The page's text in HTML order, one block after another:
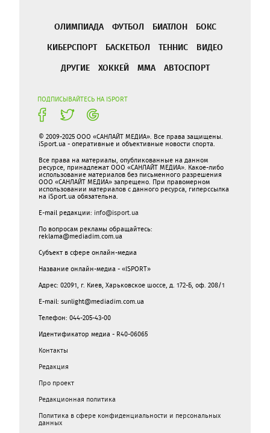
ОЛИМПИАДА ФУТБОЛ БИАТЛОН
БОКС
КИБЕРСПОРТ
БАСКЕТБОЛ ТЕННИС
ВИДЕО
ДРУГИЕ
ХОККЕЙ ММА АВТОСПОРТ
ПОДПИСЫВАЙТЕСЬ НА ISPORT
© 2009-2025 ООО «САНЛАЙТ МЕДИА». Все права защищены.
iSport.ua - оперативные и объективные новости спорта.
Все права на материалы, опубликованные на данном
ресурсе, принадлежат ООО «САНЛАЙТ МЕДИА». Какое-либо
использование материалов без письменного разрешения
ООО «САНЛАЙТ МЕДИА» запрещено. При правомерном
использовании материалов с данного ресурса, гиперссылка
на iSport.ua обязательна.
E-mail редакции: info@isport.ua
По вопросам рекламы обращайтесь:
reklama@mediadim.com.ua
Субъект в сфере онлайн-медиа
Название онлайн-медиа - «ISPORT»
Адрес: 02091, г. Киев, Харьковское шоссе, д. 172-Б, оф. 208/1
E-mail: sunlight@mediadim.com.ua
Телефон: 044-205-43-00
Идентификатор медиа - R40-06065
Контакты
Редакция
Про проект
Редакционная политика
Политика в сфере конфиденциальности и персональных
данных